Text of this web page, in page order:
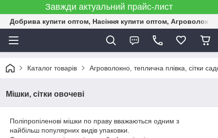
Завжди актуальний прайс-лист
Добрива купити оптом, Насіння купити оптом,
Каталог товарів Агроволокно, теплична плівка, сітки
Мішки, сітки овочеві
Поліпропіленові мішки по праву вважаються одним з
найбільш популярних видів упаковки.